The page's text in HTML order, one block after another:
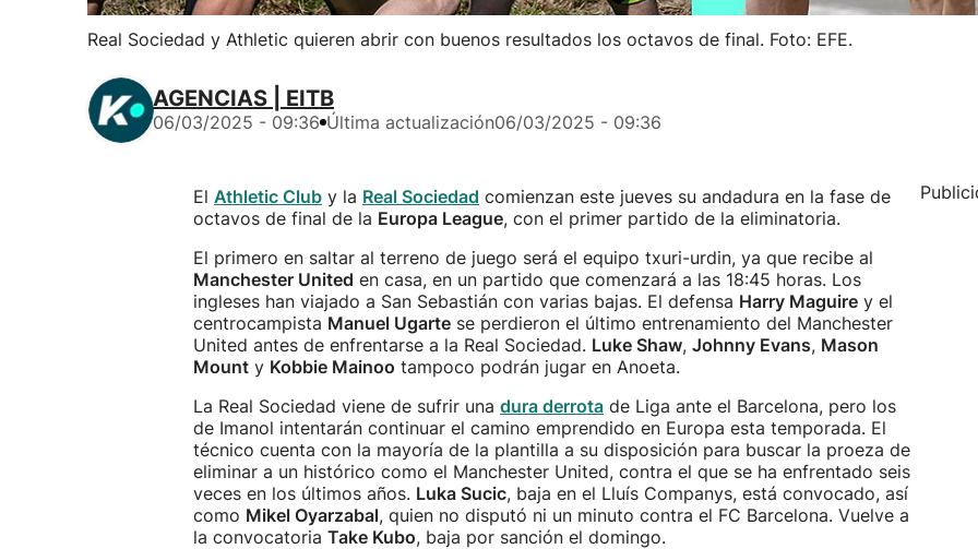
Real Sociedad y Athletic quieren abrir con buenos resultados los octavos de final. Foto: EFE.
AGENCIAS | EITB
06/03/2025 - 09:36 Última actualización06/03/2025 - 09:36
El Athletic Club y la Real Sociedad comienzan este jueves su andadura en la fase de
octavos de final de la Europa League, con el primer partido de la eliminatoria.
El primero en saltar al terreno de juego será el equipo txuri-urdin, ya que recibe al
Manchester United en casa, en un partido que comenzará a las 18:45 horas. Los
ingleses han viajado a San Sebastián con varias bajas. El defensa Harry Maguire y el
centrocampista Manuel Ugarte se perdieron el último entrenamiento del Manchester
United antes de enfrentarse a la Real Sociedad. Luke Shaw, Johnny Evans, Mason
Mount y Kobbie Mainoo tampoco podrán jugar en Anoeta.
La Real Sociedad viene de sufrir una dura derrota de Liga ante el Barcelona, pero los
de Imanol intentarán continuar el camino emprendido en Europa esta temporada. El
técnico cuenta con la mayoría de la plantilla a su disposición para buscar la proeza de
eliminar a un histórico como el Manchester United, contra el que se ha enfrentado seis
veces en los últimos años. Luka Sucic, baja en el Lluís Companys, está convocado, así
como Mikel Oyarzabal, quien no disputó ni un minuto contra el FC Barcelona. Vuelve a
la convocatoria Take Kubo, baja por sanción el domingo.